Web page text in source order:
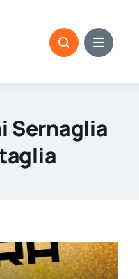
Sernaglia